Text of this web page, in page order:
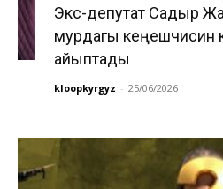
Экс-депутат Садыр
мурдагы кеңешчисин
айыптады
kloopkyrgyz - 25/06/2026